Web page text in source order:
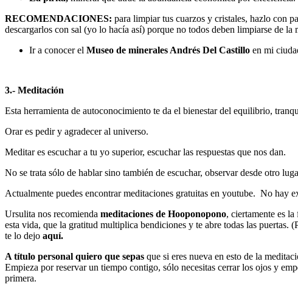
RECOMENDACIONES: para limpiar tus cuarzos y cristales, hazlo con
descargarlos con sal (yo lo hacía así) porque no todos deben limpiarse de la
Ir a conocer el Museo de minerales Andrés Del Castillo en mi
3.- Meditación
Esta herramienta de autoconocimiento te da el bienestar del equilibrio,
Orar es pedir y agradecer al universo.
Meditar es escuchar a tu yo superior, escuchar las respuestas que nos dan.
No se trata sólo de hablar sino también de escuchar, observar desde otro
Actualmente puedes encontrar meditaciones gratuitas en youtube. No hay
Ursulita nos recomienda meditaciones de Hooponopono, ciertamente es
esta vida, que la gratitud multiplica bendiciones y te abre todas las puertas.
te lo dejo aquí.
A título personal quiero que sepas que si eres nueva en esto de la
Empieza por reservar un tiempo contigo, sólo necesitas cerrar los ojos y
primera.